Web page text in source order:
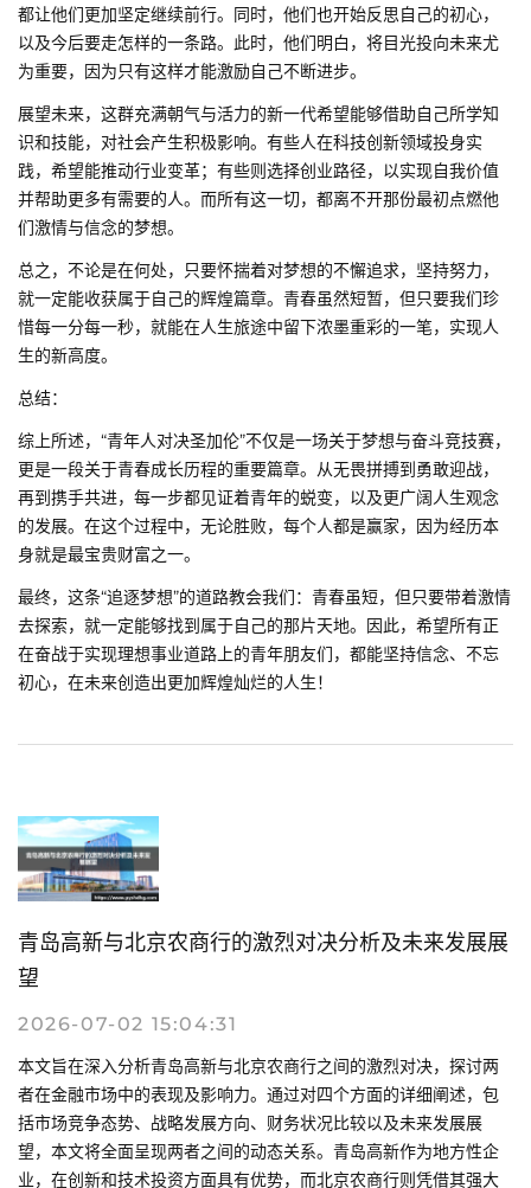
都让他们更加坚定继续前行。同时，他们也开始反思自己的初心，
以及今后要走怎样的一条路。此时，他们明白，将目光投向未来尤
为重要，因为只有这样才能激励自己不断进步。
展望未来，这群充满朝气与活力的新一代希望能够借助自己所学知
识和技能，对社会产生积极影响。有些人在科技创新领域投身实
践，希望能推动行业变革；有些则选择创业路径，以实现自我价值
并帮助更多有需要的人。而所有这一切，都离不开那份最初点燃他
们激情与信念的梦想。
总之，不论是在何处，只要怀揣着对梦想的不懈追求，坚持努力，
就一定能收获属于自己的辉煌篇章。青春虽然短暂，但只要我们珍
惜每一分每一秒，就能在人生旅途中留下浓墨重彩的一笔，实现人
生的新高度。
总结：
综上所述，“青年人对决圣加伦”不仅是一场关于梦想与奋斗竞技赛，
更是一段关于青春成长历程的重要篇章。从无畏拼搏到勇敢迎战，
再到携手共进，每一步都见证着青年的蜕变，以及更广阔人生观念
的发展。在这个过程中，无论胜败，每个人都是赢家，因为经历本
身就是最宝贵财富之一。
最终，这条“追逐梦想”的道路教会我们：青春虽短，但只要带着激情
去探索，就一定能够找到属于自己的那片天地。因此，希望所有正
在奋战于实现理想事业道路上的青年朋友们，都能坚持信念、不忘
初心，在未来创造出更加辉煌灿烂的人生！
青岛高新与北京农商行的激烈对决分析及未来发展展
望
2026-07-02 15:04:31
本文旨在深入分析青岛高新与北京农商行之间的激烈对决，探讨两
者在金融市场中的表现及影响力。通过对四个方面的详细阐述，包
括市场竞争态势、战略发展方向、财务状况比较以及未来发展展
望，本文将全面呈现两者之间的动态关系。青岛高新作为地方性企
业，在创新和技术投资方面具有优势，而北京农商行则凭借其强大